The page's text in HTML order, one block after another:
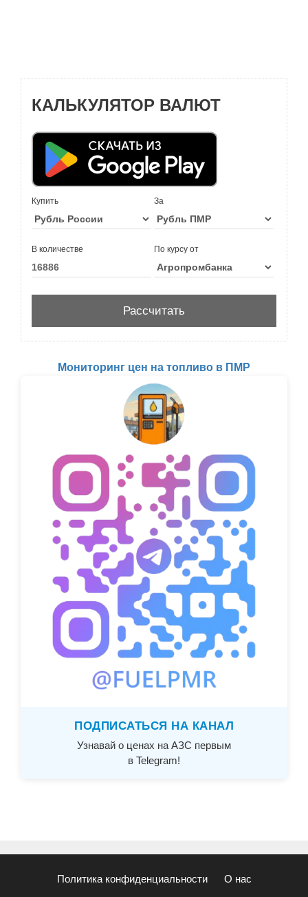
КАЛЬКУЛЯТОР ВАЛЮТ
Купить За
В количестве По курсу от
Мониторинг цен на топливо в ПМР
ПОДПИСАТЬСЯ НА КАНАЛ
Узнавай о ценах на АЗС первым
в Telegram!
Политика конфиденциальности О нас